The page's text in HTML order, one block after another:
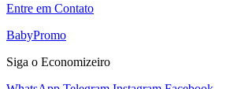
Entre em Contato
BabyPromo
Siga o Economizeiro